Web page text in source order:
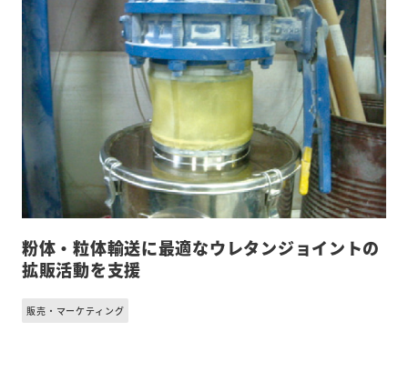
粉体・粒体輸送に最適なウレタンジョイントの
拡販活動を支援
販売・マーケティング